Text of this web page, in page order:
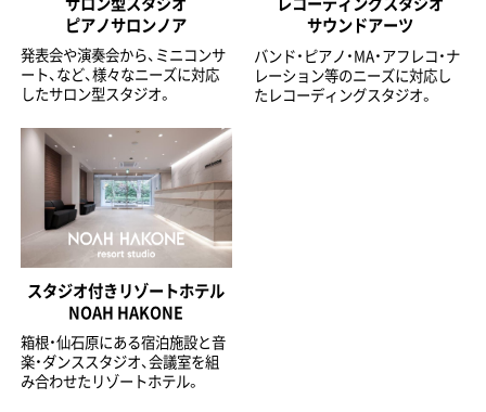
ピアノサロンノア
発表会や演奏会から、ミニコンサ
ート、など、様々なニーズに対応
したサロン型スタジオ。
サウンドアーツ
バンド・ピアノ・MA・アフレコ・ナ
レーション等のニーズに対応し
たレコーディングスタジオ。
スタジオ付きリゾートホテル
NOAH HAKONE
箱根・仙石原にある宿泊施設と音
楽・ダンススタジオ、会議室を組
み合わせたリゾートホテル。